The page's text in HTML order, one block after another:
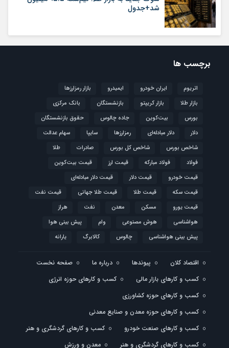
شد+جدول
برچسب ها
اتریوم ایران خودرو ایمیدرو
بازار رمزارزها
بازار طلا
بازار کریپتو بازنشستگان
بانک مرکزی
بورس
بیت‌کوین جاده چالوس
حقوق بازنشستگان
دلار
دلار مبادله‌ای رمزارزها سایپا
سهام عدالت
شاخص بورس
شاخص کل بورس صادرات
طلا
فولاد
فولاد مبارکه قیمت ارز
قیمت بیت‌کوین
قیمت خودرو
قیمت دلار
قیمت دلار مبادله‌ای
قیمت سکه
قیمت طلا قیمت طلا جهانی
قیمت نفت
قیمت یورو
مسکن معدن نفت
هراز
هواشناسی
هوش مصنوعی وام
پیش بینی هوا
پیش بینی هواشناسی
چالوس کالابرگ یارانه
اقتصاد کلان پیوندها درباره ما
صفحه نخست
کسب و کارهای بازار مالی
کسب و کارهای حوزه انرژی
کسب و کارهای حوزه کشاورزی
کسب و کارهای حوزه معدن و صنایع معدنی
کسب و کارهای صنعت خودرو
کسب و کارهای گردشگری و هنر
کسب و کارهای گردشگری و هنر
معدن و ورزش